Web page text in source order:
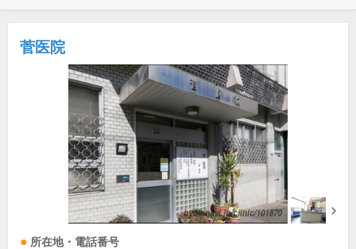
菅医院
所在地・電話番号